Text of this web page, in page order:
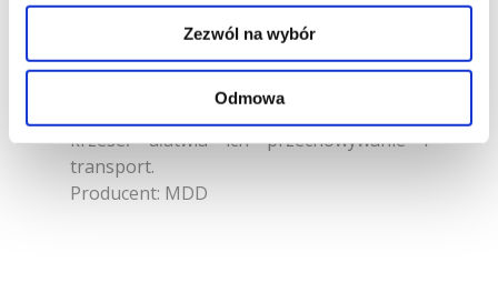
Zezwól na wybór
Odmowa
zapewnia wyjątkowy komfort: są gęstsze
tam, gdzie kumuluje się ciężar
użytkownika, jednocześnie zapewniając
wygodne miejsce na kręgosłup.
Dodatkowo możliwość sztaplowania
krzeseł ułatwia ich przechowywanie i
transport.
Producent: MDD